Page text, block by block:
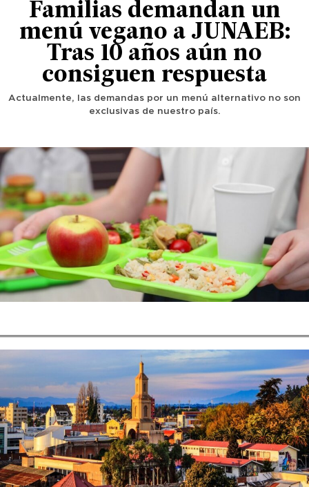
Familias demandan un
menú vegano a JUNAEB:
Tras 10 años aún no
consiguen respuesta
Actualmente, las demandas por un menú alternativo no son
exclusivas de nuestro país.